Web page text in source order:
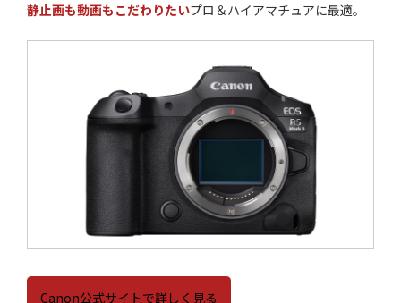
静止画も動画もこだわりたいプロ＆ハイアマチュアに最適。
Canon公式サイトで詳しく見る